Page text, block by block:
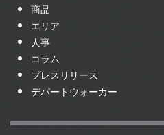
商品
エリア
人事
コラム
プレスリリース
デパートウォーカー